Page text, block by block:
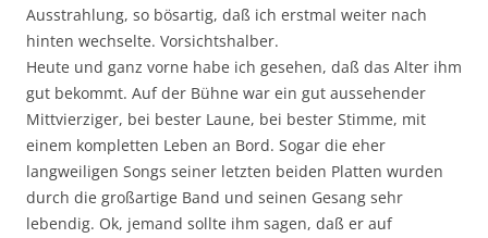
Ausstrahlung, so bösartig, daß ich erstmal weiter nach
hinten wechselte. Vorsichtshalber.
Heute und ganz vorne habe ich gesehen, daß das Alter ihm
gut bekommt. Auf der Bühne war ein gut aussehender
Mittvierziger, bei bester Laune, bei bester Stimme, mit
einem kompletten Leben an Bord. Sogar die eher
langweiligen Songs seiner letzten beiden Platten wurden
durch die großartige Band und seinen Gesang sehr
lebendig. Ok, jemand sollte ihm sagen, daß er auf